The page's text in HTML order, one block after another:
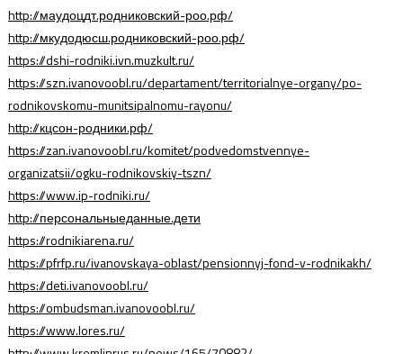
http://маудоцдт.родниковский-роо.рф/
http://мкудодюсш.родниковский-роо.рф/
https://dshi-rodniki.ivn.muzkult.ru/
https://szn.ivanovoobl.ru/departament/territorialnye-organy/po-
rodnikovskomu-munitsipalnomu-rayonu/
http://кцсон-родники.рф/
https://zan.ivanovoobl.ru/komitet/podvedomstvennye-
organizatsii/ogku-rodnikovskiy-tszn/
https://www.ip-rodniki.ru/
http://персональныеданные.дети
https://rodnikiarena.ru/
https://pfrfp.ru/ivanovskaya-oblast/pensionnyj-fond-v-rodnikakh/
https://deti.ivanovoobl.ru/
https://ombudsman.ivanovoobl.ru/
https://www.lores.ru/